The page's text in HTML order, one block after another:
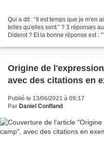
Qui a dit : “Il est temps que je m'en
telles qu'elles sont.” ? 3 réponses
Diderot ? Et la bonne réponse est :
Origine de
avec des citations en
Publié le 13/06/2021 à 09:17
Par Daniel Confland